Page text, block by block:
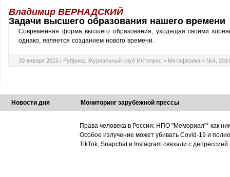
Владимир ВЕРНАДСКИЙ
Задачи высшего образования нашего времени
Современная форма высшего образования, уходящая своими
однако, является созданием нового времени.
30 января 2015 | Рубрика: Журнальный клуб Интелрос » Метафизика » №4,
Новости дня Мониторинг зарубежной прессы
Права человека в России: НПО "Мемориал"* как
Особое излучение может убивать Covid-19 и
TikTok, Snapchat и Instagram связали с